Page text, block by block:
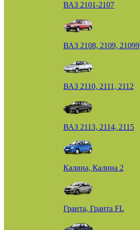
ВАЗ 2101-2107
ВАЗ 2108, 2109, 21099
ВАЗ 2110, 2111, 2112
ВАЗ 2113, 2114, 2115
Калина, Калина 2
Гранта, Гранта FL